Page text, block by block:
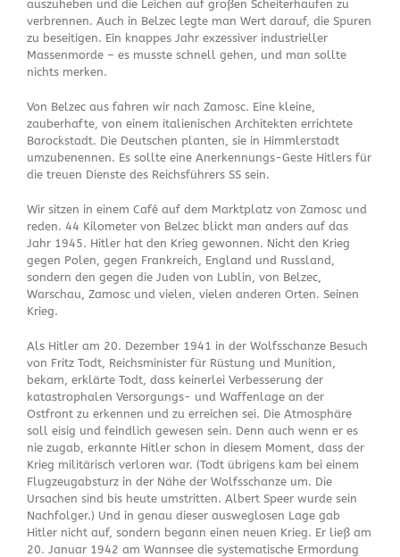
auszuheben und die Leichen auf großen Scheiterhaufen zu
verbrennen. Auch in Belzec legte man Wert darauf, die Spuren
zu beseitigen. Ein knappes Jahr exzessiver industrieller
Massenmorde – es musste schnell gehen, und man sollte
nichts merken.
Von Belzec aus fahren wir nach Zamosc. Eine kleine,
zauberhafte, von einem italienischen Architekten errichtete
Barockstadt. Die Deutschen planten, sie in Himmlerstadt
umzubenennen. Es sollte eine Anerkennungs-Geste Hitlers für
die treuen Dienste des Reichsführers SS sein.
Wir sitzen in einem Café auf dem Marktplatz von Zamosc und
reden. 44 Kilometer von Belzec blickt man anders auf das
Jahr 1945. Hitler hat den Krieg gewonnen. Nicht den Krieg
gegen Polen, gegen Frankreich, England und Russland,
sondern den gegen die Juden von Lublin, von Belzec,
Warschau, Zamosc und vielen, vielen anderen Orten. Seinen
Krieg.
Als Hitler am 20. Dezember 1941 in der Wolfsschanze Besuch
von Fritz Todt, Reichsminister für Rüstung und Munition,
bekam, erklärte Todt, dass keinerlei Verbesserung der
katastrophalen Versorgungs- und Waffenlage an der
Ostfront zu erkennen und zu erreichen sei. Die Atmosphäre
soll eisig und feindlich gewesen sein. Denn auch wenn er es
nie zugab, erkannte Hitler schon in diesem Moment, dass der
Krieg militärisch verloren war. (Todt übrigens kam bei einem
Flugzeugabsturz in der Nähe der Wolfsschanze um. Die
Ursachen sind bis heute umstritten. Albert Speer wurde sein
Nachfolger.) Und in genau dieser ausweglosen Lage gab
Hitler nicht auf, sondern begann einen neuen Krieg. Er ließ am
20. Januar 1942 am Wannsee die systematische Ermordung